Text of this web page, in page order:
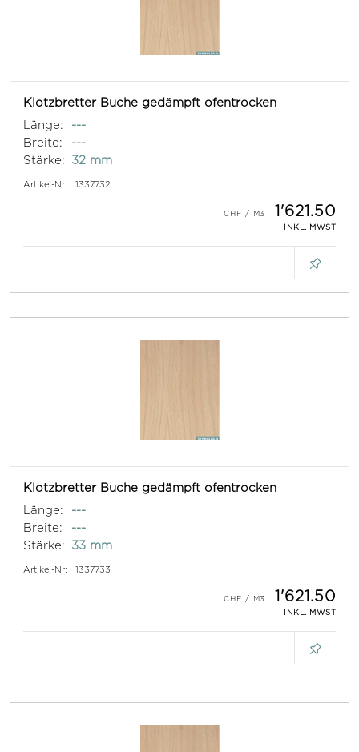
Klotzbretter Buche gedämpft ofentrocken
Länge:
---
Breite:
---
Stärke:
32 mm
Artikel-Nr: 1337732
1'621.50
INKL. MWST
Klotzbretter Buche gedämpft ofentrocken
Länge:
---
Breite:
---
Stärke:
33 mm
Artikel-Nr: 1337733
1'621.50
INKL. MWST